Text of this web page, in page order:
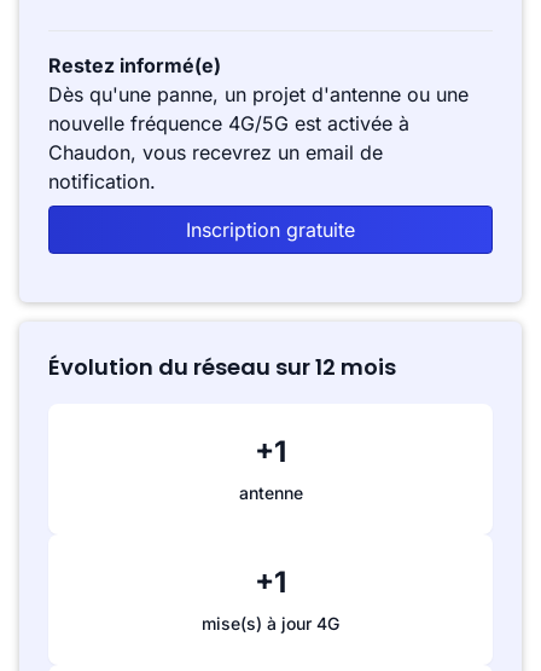
Restez informé(e)
Dès qu'une panne, un projet d'antenne ou une
nouvelle fréquence 4G/5G est activée à
Chaudon, vous recevrez un email de
notification.
Inscription gratuite
Évolution du réseau sur 12 mois
+1
antenne
+1
mise(s) à jour 4G